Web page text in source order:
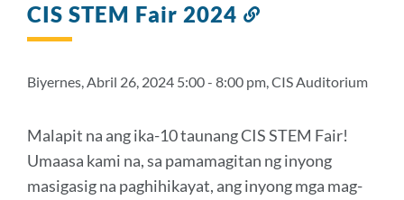
CIS STEM Fair 2024
ito
Biyernes, Abril 26, 2024 5:00 - 8:00 pm, CIS Auditorium
Malapit na ang ika-10 taunang CIS STEM Fair!
Umaasa kami na, sa pamamagitan ng inyong
masigasig na paghihikayat, ang inyong mga mag-